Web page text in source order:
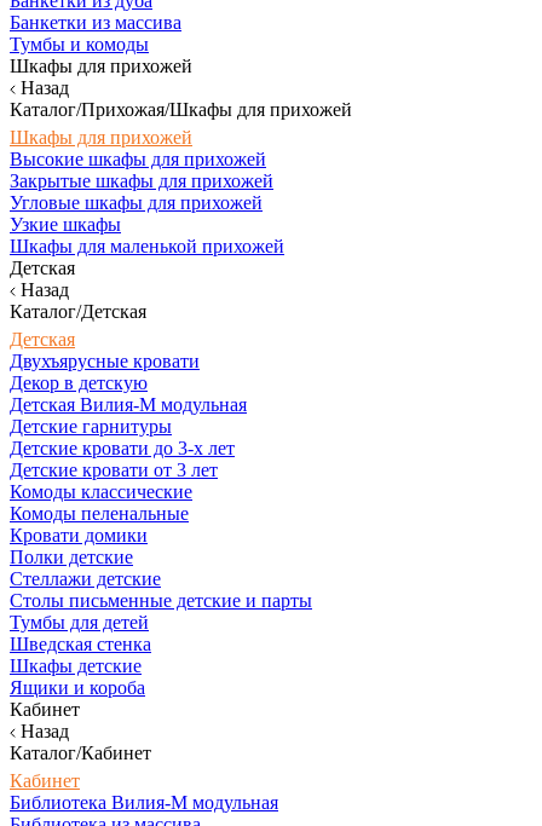
Банкетки из массива
Тумбы и комоды
Шкафы для прихожей
Назад
Каталог/Прихожая/Шкафы для прихожей
Шкафы для прихожей
Высокие шкафы для прихожей
Закрытые шкафы для прихожей
Угловые шкафы для прихожей
Узкие шкафы
Шкафы для маленькой прихожей
Детская
Назад
Каталог/Детская
Детская
Двухъярусные кровати
Декор в детскую
Детская Вилия-М модульная
Детские гарнитуры
Детские кровати до 3-х лет
Детские кровати от 3 лет
Комоды классические
Комоды пеленальные
Кровати домики
Полки детские
Стеллажи детские
Столы письменные детские и парты
Тумбы для детей
Шведская стенка
Шкафы детские
Ящики и короба
Кабинет
Назад
Каталог/Кабинет
Кабинет
Библиотека Вилия-М модульная